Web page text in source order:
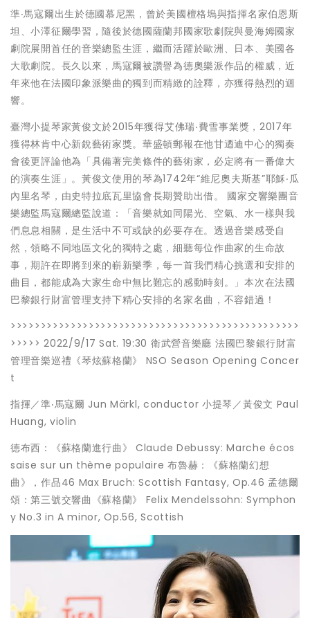
準‧馬寇爾出生於德國慕尼黑，曾於美國檀格塢與指揮名家伯恩斯
坦、小澤征爾學習，隨後於德國薩蘭邦國家歌劇院與曼海姆國家
劇院展開首任的音樂總監生涯，繼而活躍於歐洲、日本、美國各
大歌劇院。長久以來，馬寇爾被讚譽為德奧樂派作品的權威，近
年來他在法國印象派樂曲的獨到而精緻的詮釋，亦獲得熱烈的迴
響。
臺灣小提琴家黃俊文於2015年獲得艾佛瑞‧費雪事業獎，2017年
獲得林肯中心新銳藝術家獎。華盛頓郵報在他甘迺迪中心的獨奏
會後更評論他為「具備著完美條件的藝術家，必定將有一番偉大
的演奏生涯」。黃俊文使用的琴為1742年“維尼奧夫斯基”耶穌‧瓜
內里名琴，由史特拉底瓦里協會長期贊助出借。 國家交響樂團音
樂總監馬寇爾總監說道：「音樂就如同陽光、空氣、水一樣與我
們息息相關，是生活中不可或缺的必要存在。透過音樂感受自
然，領略不同地區文化的獨特之處，細聽每位作曲家的生命故
事，期許在即將到來的嶄新樂季，每一首我們精心挑選和安排的
曲目，都能成為大家生命中無比難忘的感動時刻。」本次在法國
巴黎銀行財富管理支持下精心安排的名家名曲，不容錯過！
>>>>>>>>>>>>>>>>>>>>>>>>>>>>>>>>>>>>>>>>>>>>>>>>
>>>>> 2022/9/17 Sat. 19:30 衛武營音樂廳 法國巴黎銀行財富
管理音樂巡禮《琴炫蘇格蘭》 NSO Season Opening Concer
t
指揮／準‧馬寇爾 Jun Märkl, conductor 小提琴／黃俊文 Paul
Huang, violin
德布西：《蘇格蘭進行曲》 Claude Debussy: Marche écos
saise sur un thème populaire 布魯赫：《蘇格蘭幻想
曲》，作品46 Max Bruch: Scottish Fantasy, Op.46 孟德爾
頌：第三號交響曲《蘇格蘭》 Felix Mendelssohn: Symphon
y No.3 in A minor, Op.56, Scottish